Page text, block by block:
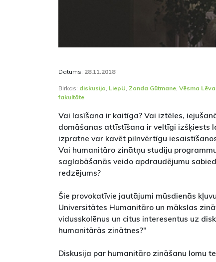
Datums: 28.11.2018
Birkas: diskusija, LiepU, Zanda Gūtmane, Vēsma
fakultāte
Vai lasīšana ir kaitīga? Vai iztēles,
domāšanas attīstīšana ir veltīgi izšķiests
izpratne var kavēt pilnvērtīgu
Vai humanitāro zinātņu studiju
saglabāšanās veido apdraudējumu
redzējums?
Šie provokatīvie jautājumi mūsdienās
Universitātes Humanitāro un mākslas
vidusskolēnus un citus interesentus uz
humanitārās zinātnes?"
Diskusija par humanitāro zināšanu lomu